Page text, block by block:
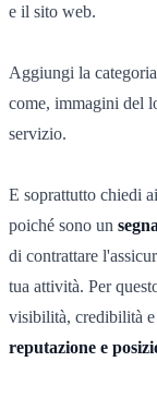
e il sito web.
Aggiungi la
come, immagini del
servizio.
E soprattutto chiedi
poiché sono un
di contrattare
tua attività. Per
visibilità, credibilità
reputazione e